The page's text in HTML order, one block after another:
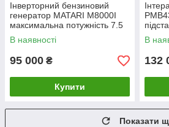
Інверторний бензиновий
генератор MATARI M8000I
максимальна потужність 7.5
кВт
В наявності
95 000 ₴
Купити
В
132
Показати